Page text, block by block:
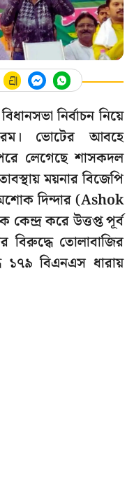
নির্বাচন নিয়ে
ভোটের আবহে
লেগেছে শাসকদল
ময়নার বিজেপি
অশোক দিন্দার (Ashok
করে উত্তপ্ত পূর্ব
বিরুদ্ধে তোলাবাজির
বিএনএস ধারায়